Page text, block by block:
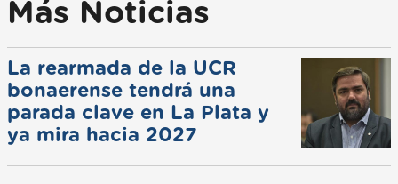
Más Noticias
La rearmada de la UCR
bonaerense tendrá una
parada clave en La Plata y
ya mira hacia 2027